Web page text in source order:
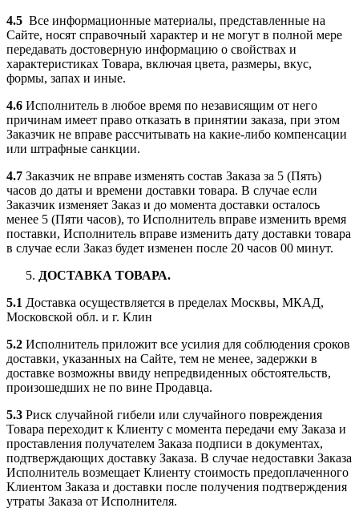
4.5 Все информационные материалы, представленные на
Сайте, носят справочный характер и не могут в полной мере
передавать достоверную информацию о свойствах и
характеристиках Товара, включая цвета, размеры, вкус,
формы, запах и иные.
4.6 Исполнитель в любое время по независящим от него
причинам имеет право отказать в принятии заказа, при этом
Заказчик не вправе рассчитывать на какие-либо компенсации
или штрафные санкции.
4.7 Заказчик не вправе изменять состав Заказа за 5 (Пять)
часов до даты и времени доставки товара. В случае если
Заказчик изменяет Заказ и до момента доставки осталось
менее 5 (Пяти часов), то Исполнитель вправе изменить время
поставки, Исполнитель вправе изменить дату доставки товара
в случае если Заказ будет изменен после 20 часов 00 минут.
ДОСТАВКА ТОВАРА.
5.1 Доставка осуществляется в пределах Москвы, МКАД,
Московской обл. и г. Клин
5.2 Исполнитель приложит все усилия для соблюдения сроков
доставки, указанных на Сайте, тем не менее, задержки в
доставке возможны ввиду непредвиденных обстоятельств,
произошедших не по вине Продавца.
5.3 Риск случайной гибели или случайного повреждения
Товара переходит к Клиенту с момента передачи ему Заказа и
проставления получателем Заказа подписи в документах,
подтверждающих доставку Заказа. В случае недоставки Заказа
Исполнитель возмещает Клиенту стоимость предоплаченного
Клиентом Заказа и доставки после получения подтверждения
утраты Заказа от Исполнителя.